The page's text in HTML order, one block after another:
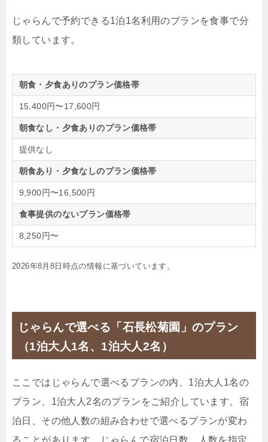
じゃらんで予約できる1泊1名利用のプランを食事で分
類しています。
朝食・夕食ありのプラン価格帯
15,400円〜17,600円
朝食なし・夕食ありのプラン価格帯
提供なし
朝食あり・夕食なしのプラン価格帯
9,900円〜16,500円
食事提供のないプラン価格帯
8,250円〜
2026年8月8日時点の情報に基づいています。
じゃらんで選べる「石長松菊園」のプラン
（1泊大人1名、1泊大人2名）
ここではじゃらんで選べるプランの内、1泊大人1名の
プラン、1泊大人2名のプランをご紹介しています。宿
泊日、その他人数の組み合わせで選べるプランが変わ
ることがあります。じゃらんで宿泊日数、人数を指定